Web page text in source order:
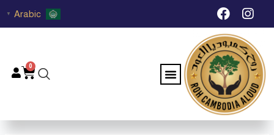
تخطي I
n
s
t
a
g
r
a
m
F
a
c
e
b
o
o
k
Arabic
▼
Menu
0
Post
navigation